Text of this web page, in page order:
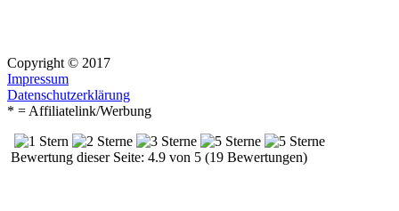
Copyright © 2017
Impressum
Datenschutzerklärung
* = Affiliatelink/Werbung
Bewertung dieser Seite: 4.9 von 5 (19 Bewertungen)